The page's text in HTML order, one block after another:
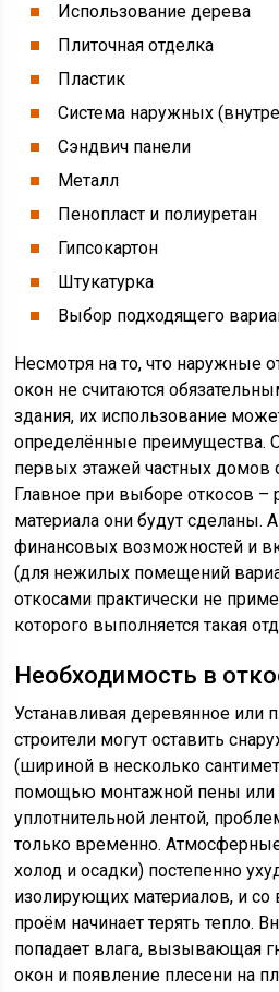
Использование дерева
Плиточная отделка
Пластик
Система наружных
Сэндвич панели
Металл
Пенопласт и полиуретан
Гипсокартон
Штукатурка
Выбор подходящего
Несмотря на то, что наружные
окон не считаются
здания, их использование
определённые преимущества.
первых этажей частных
Главное при выборе откосов –
материала они будут сделаны.
финансовых возможностей и
(для нежилых помещений
откосами практически не
которого выполняется такая
Необходимость в
Устанавливая деревянное или
строители могут оставить
(шириной в несколько
помощью монтажной пены или
уплотнительной лентой,
только временно.
холод и осадки) постепенно
изолирующих материалов, и
проём начинает терять тепло.
попадает влага, вызывающая
окон и появление плесени на